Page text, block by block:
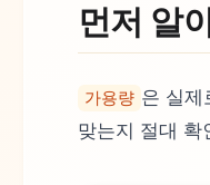
먼저 알
가용량 은 실제
맞는지 절대 확